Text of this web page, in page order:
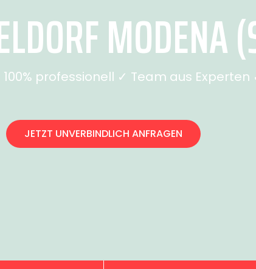
MODENA
professionell ✓ Team aus
JETZT UNVERBINDLICH ANFRAGEN